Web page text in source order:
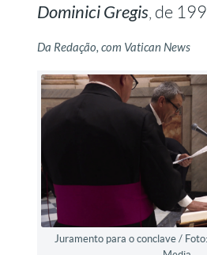
Dominici Gregis, de
Da Redação, com Vatican News
Juramento para o conclave /